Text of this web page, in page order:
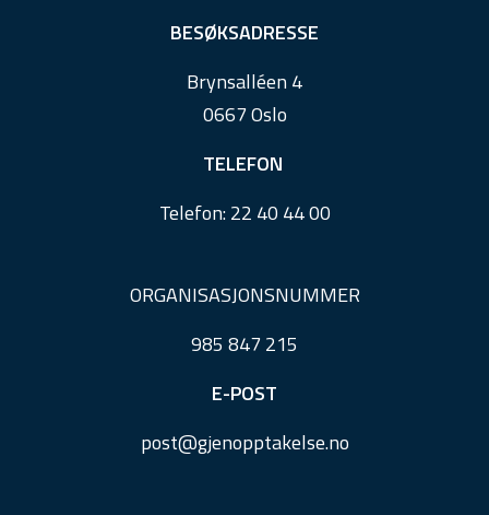
BESØKSADRESSE
Brynsalléen 4
0667 Oslo
TELEFON
Telefon:22 40 44 00
ORGANISASJONSNUMMER
985 847 215
E-POST
post@gjenopptakelse.no